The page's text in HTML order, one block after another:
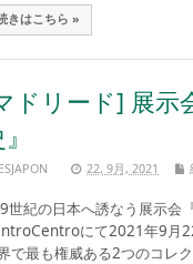
きはこちら »
ドリード] 展示
22, 9月, 2021
紀の日本へ誘なう展示会
にて2021年9月
で最も権威ある2つのコレ